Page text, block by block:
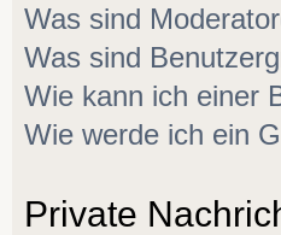
Was sind
Was sind
Wie kann ich einer
Wie werde ich ein
Private